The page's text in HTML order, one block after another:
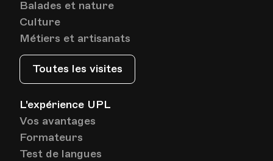
HEP - Haute Ecole Pédagogique
Av. de Cour 33
Lieu1005, Lausanne
Av. de Cour 33
Balades et nature
Culture
Métiers et artisanats
Toutes les visites
L'expérience UPL
Vos avantages
Formateurs
Test de langues